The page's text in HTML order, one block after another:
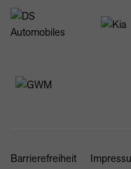
Barrierefreiheit